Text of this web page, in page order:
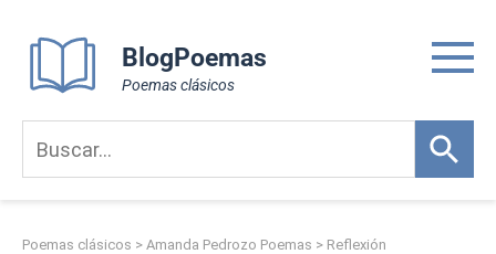
content
BlogPoemas
Poemas clásicos
Poemas clásicos > Amanda Pedrozo Poemas > Reflexión